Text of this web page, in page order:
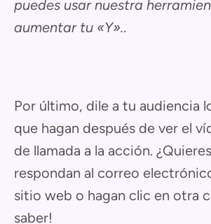
puedes usar nuestra
aumentar tu «Y»..
Por último, dile a tu audiencia
que hagan después de ver el
de llamada a la acción.
respondan al correo
sitio web o hagan clic en otra
saber!